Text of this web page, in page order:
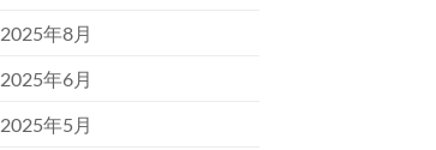
2025年8月
2025年6月
2025年5月